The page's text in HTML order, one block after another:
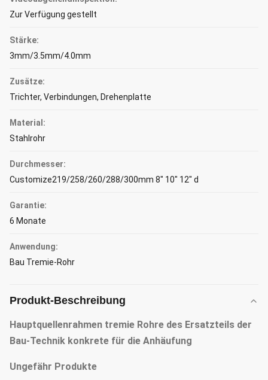
Zur Verfügung gestellt
Stärke:
3mm/3.5mm/4.0mm
Zusätze:
Trichter, Verbindungen, Drehenplatte
Material:
Stahlrohr
Durchmesser:
Customize219/258/260/288/300mm 8" 10" 12" d
Garantie:
6 Monate
Anwendung:
Bau Tremie-Rohr
Produkt-Beschreibung
Hauptquellenrahmen tremie Rohre des Ersatzteils der
Bau-Technik konkrete für die Anhäufung
Ungefähr Produkte